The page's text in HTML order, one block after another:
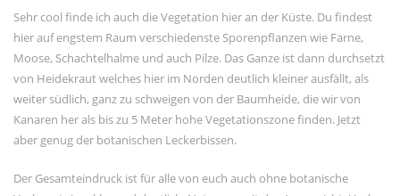
Sehr cool finde ich auch die Vegetation hier an der Küste. Du findest
hier auf engstem Raum verschiedenste Sporenpflanzen wie Farne,
Moose, Schachtelhalme und auch Pilze. Das Ganze ist dann durchsetzt
von Heidekraut welches hier im Norden deutlich kleiner ausfällt, als
weiter südlich, ganz zu schweigen von der Baumheide, die wir von
Kanaren her als bis zu 5 Meter hohe Vegetationszone finden. Jetzt
aber genug der botanischen Leckerbissen.
Der Gesamteindruck ist für alle von euch auch ohne botanische